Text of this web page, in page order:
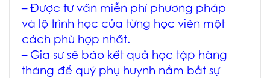
– Được tư vấn miễn phí phương pháp
và lộ trình học của từng học viên một
cách phù hợp nhất.
– Gia sư sẽ báo kết quả học tập hàng
tháng để quý phụ huynh nắm bắt sự